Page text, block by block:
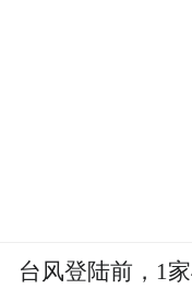
台风登陆前，1